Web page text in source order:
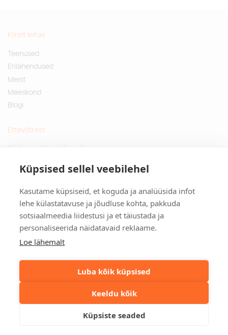
Küpsised sellel veebilehel
Kasutame küpsiseid, et koguda ja analüüsida infot
lehe külastatavuse ja jõudluse kohta, pakkuda
sotsiaalmeedia liidestusi ja et täiustada ja
personaliseerida näidatavaid reklaame.
Loe lähemalt
Luba kõik küpsised
Keeldu kõik
Küpsiste seaded
Kiirelt leitav
Teenused
Erilahendused
Meist
Meeskond
Blogi
Ettevõttest
Küsimused ja vastused
Privaatsuspoliitika
Kontakt
Tulika põik 3, Tallinn
info@kinkston.ee
+372 6989 100
Sotsiaalmeedia
©2026. Kinkston. Kõik õigused kaitstud.